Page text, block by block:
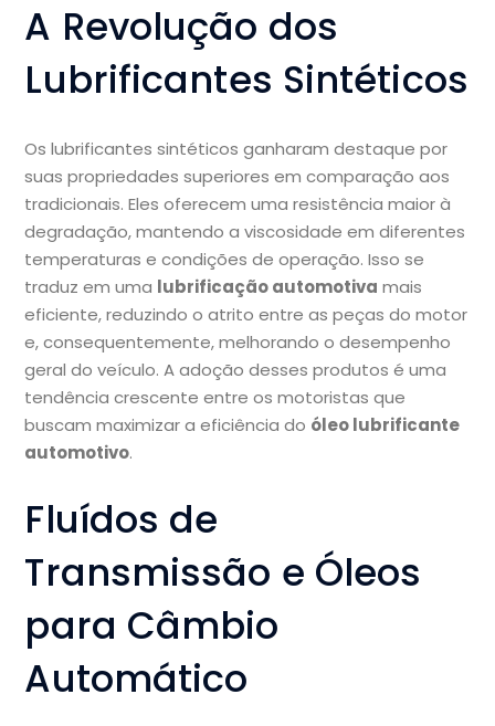
A Revolução dos
Lubrificantes Sintéticos
Os lubrificantes sintéticos ganharam destaque por
suas propriedades superiores em comparação aos
tradicionais. Eles oferecem uma resistência maior à
degradação, mantendo a viscosidade em diferentes
temperaturas e condições de operação. Isso se
traduz em uma lubrificação automotiva mais
eficiente, reduzindo o atrito entre as peças do motor
e, consequentemente, melhorando o desempenho
geral do veículo. A adoção desses produtos é uma
tendência crescente entre os motoristas que
buscam maximizar a eficiência do óleo lubrificante
automotivo.
Fluídos de
Transmissão e Óleos
para Câmbio
Automático